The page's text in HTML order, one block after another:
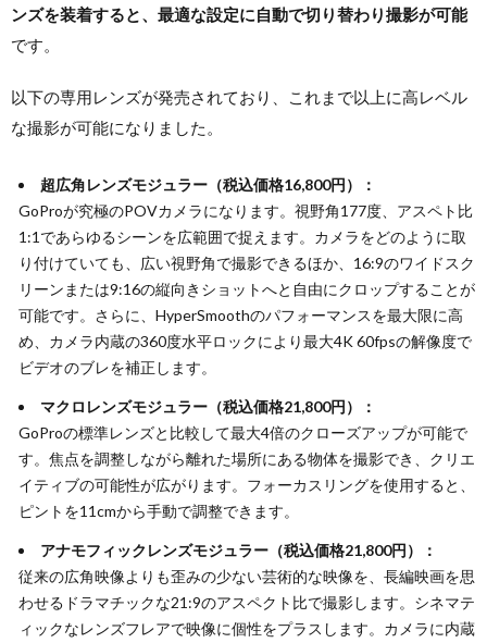
ンズを装着すると、最適な設定に自動で切り替わり撮影が可能
です。
以下の専用レンズが発売されており、これまで以上に高レベル
な撮影が可能になりました。
超広角レンズモジュラー（税込価格16,800円）：
GoProが究極のPOVカメラになります。視野角177度、アスペト比
1:1であらゆるシーンを広範囲で捉えます。カメラをどのように取
り付けていても、広い視野角で撮影できるほか、16:9のワイドスク
リーンまたは9:16の縦向きショットへと自由にクロップすることが
可能です。さらに、HyperSmoothのパフォーマンスを最大限に高
め、カメラ内蔵の360度水平ロックにより最大4K 60fpsの解像度で
ビデオのブレを補正します。
マクロレンズモジュラー（税込価格21,800円）：
GoProの標準レンズと比較して最大4倍のクローズアップが可能で
す。焦点を調整しながら離れた場所にある物体を撮影でき、クリエ
イティブの可能性が広がります。フォーカスリングを使用すると、
ピントを11cmから手動で調整できます。
アナモフィックレンズモジュラー（税込価格21,800円）：
従来の広角映像よりも歪みの少ない芸術的な映像を、長編映画を思
わせるドラマチックな21:9のアスペクト比で撮影します。シネマテ
ィックなレンズフレアで映像に個性をプラスします。カメラに内蔵